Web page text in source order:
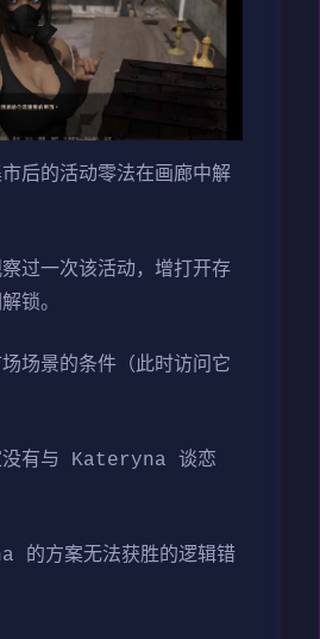
后的活动零法在画廊中解
过一次该活动，增打开存
锁。
场景的条件（此时访问它
没有与 Kateryna 谈恋
的方案无法获胜的逻辑错